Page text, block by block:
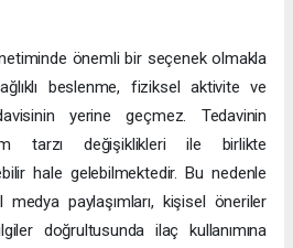
önemli bir seçenek olmakla
beslenme, fiziksel aktivite ve
yerine geçmez. Tedavinin
tarzı değişiklikleri ile birlikte
hale gelebilmektedir. Bu nedenle
medya paylaşımları, kişisel öneriler
doğrultusunda ilaç kullanımına